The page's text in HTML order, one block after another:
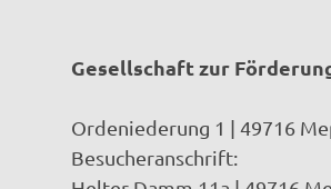
Gesellschaft zur
Ordeniederung 1 | 49716
Besucheranschrift: